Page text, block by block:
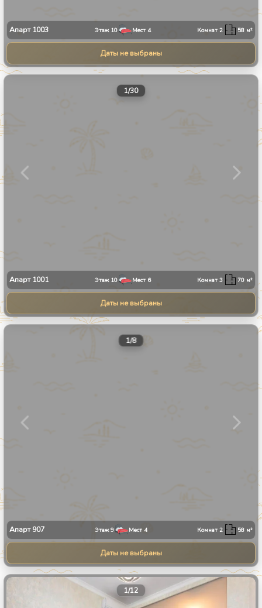
Апарт 1003 Этаж 10 Мест 4 Комнат2 58 м²
Даты не выбраны
1/30
Апарт 1001 Этаж 10 Мест 6 Комнат3 70 м²
Даты не выбраны
1/8
Апарт907 Этаж9 Мест 4 Комнат2 58 м²
Даты не выбраны
1/12